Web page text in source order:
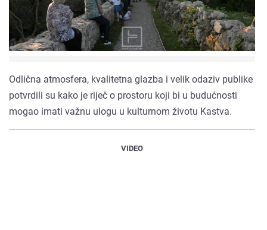
Odlična atmosfera, kvalitetna glazba i velik odaziv publike
potvrdili su kako je riječ o prostoru koji bi u budućnosti
mogao imati važnu ulogu u kulturnom životu Kastva.
VIDEO